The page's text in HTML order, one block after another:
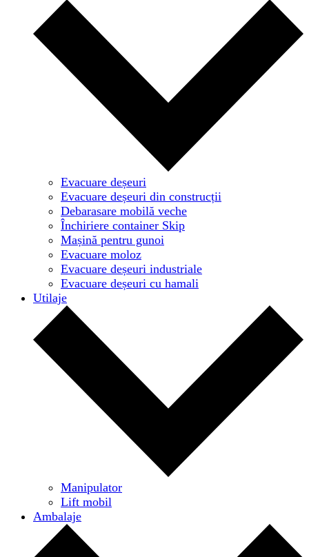
Evacuare deșeuri
Evacuare deșeuri din construcții
Debarasare mobilă veche
Închiriere container Skip
Mașină pentru gunoi
Evacuare moloz
Evacuare deșeuri industriale
Evacuare deșeuri cu hamali
Utilaje
Manipulator
Lift mobil
Ambalaje